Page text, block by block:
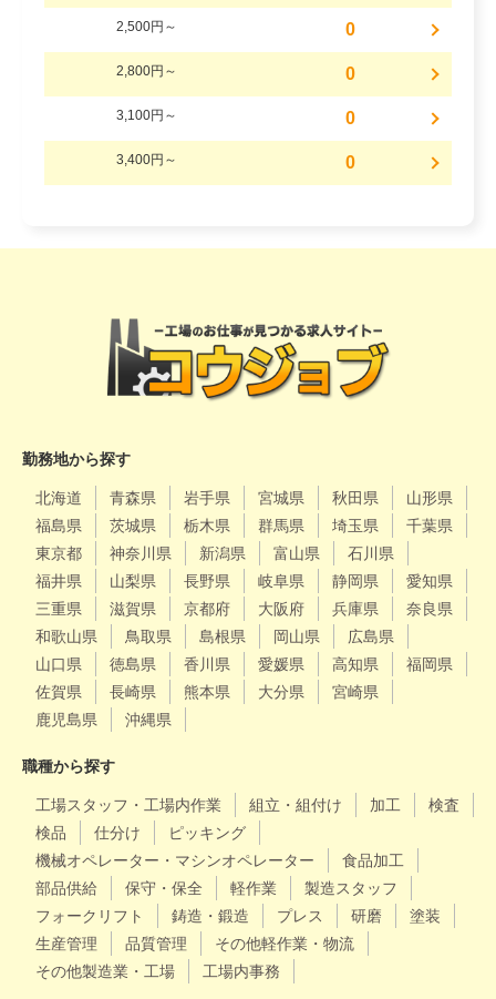
2,500円～ 0
2,800円～ 0
3,100円～ 0
3,400円～ 0
勤務地から探す
北海道 青森県 岩手県 宮城県 秋田県
山形県
福島県
茨城県 栃木県 群馬県 埼玉県
千葉県
東京都
神奈川県 新潟県 富山県
石川県
福井県
山梨県 長野県 岐阜県 静岡県
愛知県
三重県
滋賀県 京都府 大阪府 兵庫県
奈良県
和歌山県
鳥取県 島根県 岡山県
広島県
山口県
徳島県 香川県 愛媛県 高知県
福岡県
佐賀県
長崎県 熊本県 大分県
宮崎県
鹿児島県
沖縄県
職種から探す
工場スタッフ・工場内作業 組立・組付け 加工
検査
検品
仕分け
ピッキング
機械オペレーター・マシンオペレーター
食品加工
部品供給
保守・保全 軽作業
製造スタッフ
フォークリフト
鋳造・鍛造 プレス 研磨
塗装
生産管理
品質管理
その他軽作業・物流
その他製造業・工場
工場内事務